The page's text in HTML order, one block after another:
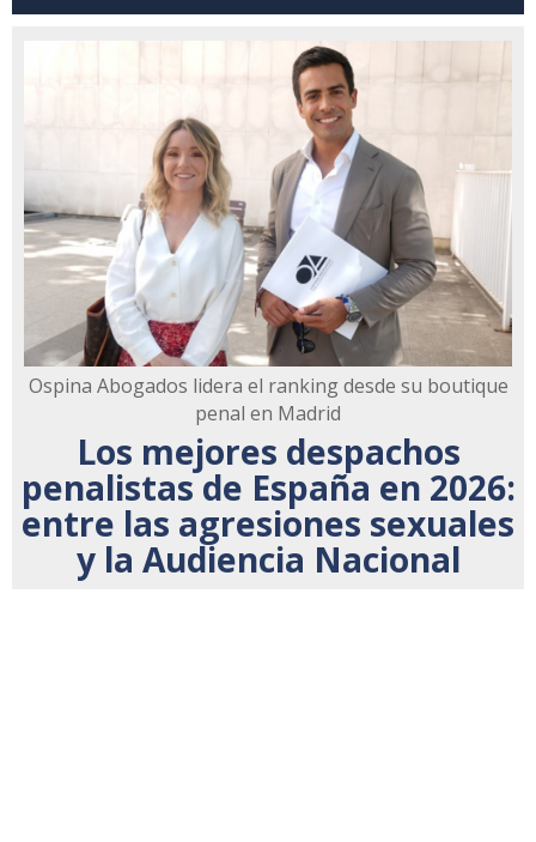
Ospina Abogados lidera el ranking desde su boutique
penal en Madrid
Los mejores despachos
penalistas de España en 2026:
entre las agresiones sexuales
y la Audiencia Nacional